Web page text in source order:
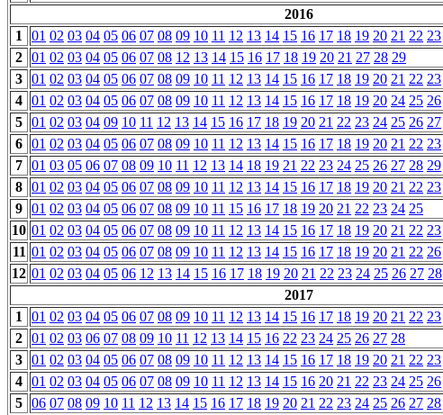
2016
1
01 02 03 04 05 06 07 08 09 10 11 12 13 14 15 16 17 18 19 20 21 22 23
2 01 02 03 04 05 06 07 08 12 13 14 15 16 17 18 19 20 21 27 28 29
3 01 02 03 04 05 06 07 08 09 10 11 12 13 14 15 16 17 18 19 20 21 22 23
4 01 02 03 04 05 06 07 08 09 10 11 12 13 14 15 16 17 18 19 20 24 25 26
5 01 02 03 04 09 10 11 12 13 14 15 16 17 18 19 20 21 22 23 24 25 26 27
6 01 02 03 04 05 06 07 08 09 10 11 12 13 14 15 16 17 18 19 20 21 22 23
7 01 03 05 06 07 08 09 10 11 12 13 14 18 19 21 22 23 24 25 26 27 28 29
8 01 02 03 04 05 06 07 08 09 10 11 12 13 14 15 16 17 18 19 20 21 22 23
9 01 02 03 04 05 06 07 08 09 10 11 15 16 17 18 19 20 21 22 23 24 25
10 01 02 03 04 05 06 07 08 09 10 11 12 13 14 15 16 17 18 19 20 21 22 23
11 01 02 03 04 05 06 07 08 09 10 11 12 13 14 15 16 17 18 19 20 21 22 26
12 01 02 03 04 05 06 12 13 14 15 16 17 18 19 20 21 22 23 24 25 26 27 28
2017
1
01 02 03 04 05 06 07 08 09 10 11 12 13 14 15 16 17 18 19 20 21 22 23
2 01 02 03 06 07 08 09 10 11 12 13 14 15 16 22 23 24 25 26 27 28
3 01 02 03 04 05 06 07 08 09 10 11 12 13 14 15 16 17 18 19 20 21 22 23
4 01 02 03 04 05 06 07 08 09 10 11 12 13 14 15 16 20 21 22 23 24 25 26
5 06 07 08 09 10 11 12 13 14 15 16 17 18 19 20 21 22 23 24 25 26 27 28